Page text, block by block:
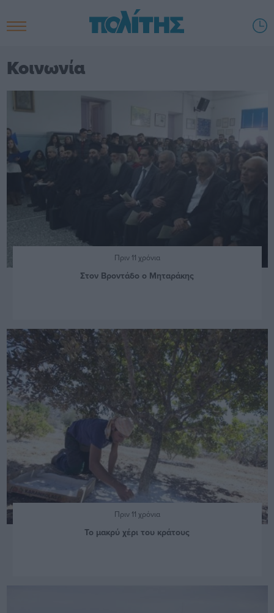
Κοινωνία
Πριν 11 χρόνια
Στον Βροντάδο ο Μηταράκης
Πριν 11 χρόνια
Το μακρύ χέρι του κράτους